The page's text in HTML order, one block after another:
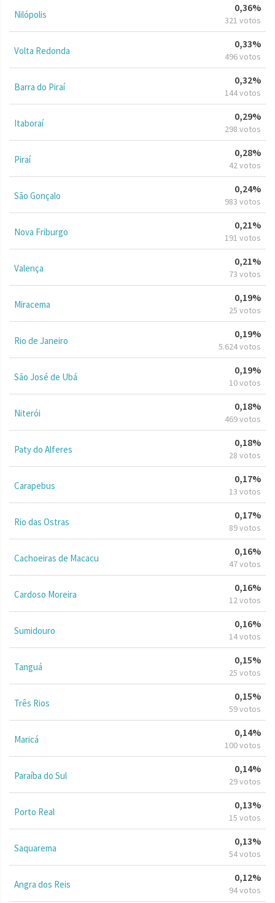
Nilópolis
0,36%
321 votos
Volta Redonda
0,33%
496 votos
Barra do Piraí
0,32%
144 votos
Itaboraí
0,29%
298 votos
Piraí
0,28%
42 votos
São Gonçalo
0,24%
983 votos
Nova Friburgo
0,21%
191 votos
Valença
0,21%
73 votos
Miracema
0,19%
25 votos
Rio de Janeiro
0,19%
5.624 votos
São José de Ubá
0,19%
10 votos
Niterói
0,18%
469 votos
Paty do Alferes
0,18%
28 votos
Carapebus
0,17%
13 votos
Rio das Ostras
0,17%
89 votos
Cachoeiras de Macacu
0,16%
47 votos
Cardoso Moreira
0,16%
12 votos
Sumidouro
0,16%
14 votos
Tanguá
0,15%
25 votos
Três Rios
0,15%
59 votos
Maricá
0,14%
100 votos
Paraíba do Sul
0,14%
29 votos
Porto Real
0,13%
15 votos
Saquarema
0,13%
54 votos
Angra dos Reis
0,12%
94 votos